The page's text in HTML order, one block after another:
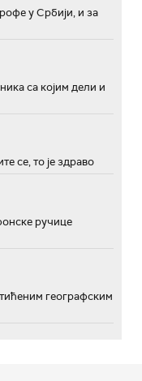
у Србији, и за
са којим дели и
се, то је здраво
ручице
географским